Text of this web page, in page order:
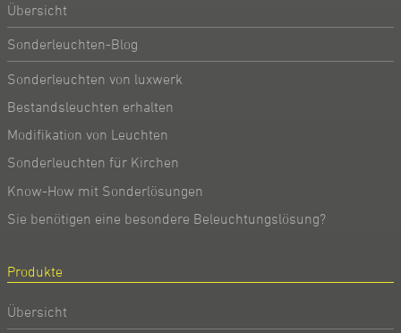
Übersicht
Sonderleuchten-Blog
Sonderleuchten von luxwerk
Bestandsleuchten erhalten
Modifikation von Leuchten
Sonderleuchten für Kirchen
Know-How mit Sonderlösungen
Sie benötigen eine besondere Beleuchtungslösung?
Produkte
Übersicht